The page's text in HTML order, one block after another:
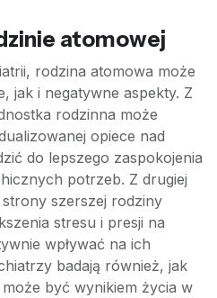
atomowej
rodzina atomowa może
jak i negatywne aspekty. Z
rodzinna może
opiece nad
do lepszego zaspokojenia
potrzeb. Z drugiej
szerszej rodziny
stresu i presji na
wpływać na ich
badają również, jak
być wynikiem życia w